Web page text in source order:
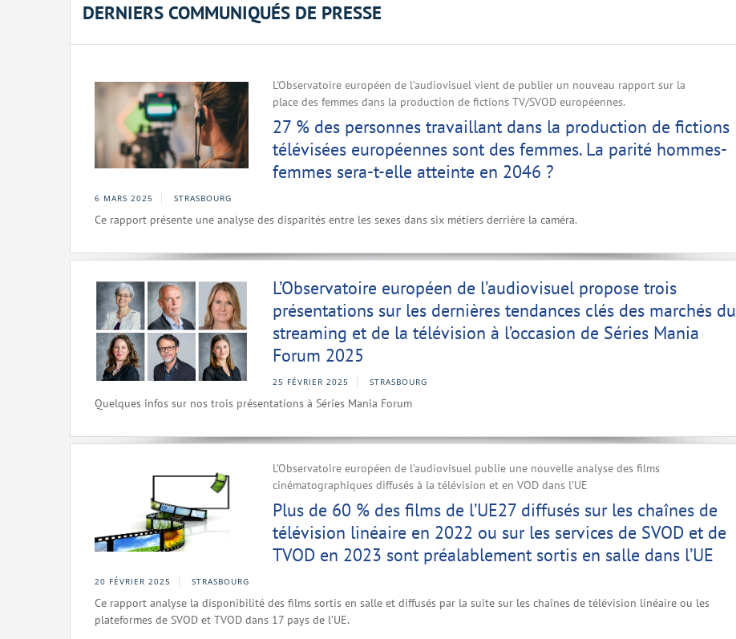
DERNIERS COMMUNIQUÉS DE PRESSE
L’Observatoire européen de l’audiovisuel vient de publier un nouveau rapport sur la
place des femmes dans la production de fictions TV/SVOD européennes.
27 % des personnes travaillant dans la production de fictions
télévisées européennes sont des femmes. La parité hommes-
femmes sera-t-elle atteinte en 2046 ?
6 MARS 2025 STRASBOURG
Ce rapport présente une analyse des disparités entre les sexes dans six métiers derrière la caméra.
L’Observatoire européen de l’audiovisuel propose trois
présentations sur les dernières tendances clés des marchés du
streaming et de la télévision à l’occasion de Séries Mania
Forum 2025
25 FÉVRIER 2025 STRASBOURG
Quelques infos sur nos trois présentations à Séries Mania Forum
L’Observatoire européen de l’audiovisuel publie une nouvelle analyse des films
cinématographiques diffusés à la télévision et en VOD dans l’UE
Plus de 60 % des films de l’UE27 diffusés sur les chaînes de
télévision linéaire en 2022 ou sur les services de SVOD et de
TVOD en 2023 sont préalablement sortis en salle dans l’UE
20 FÉVRIER 2025 STRASBOURG
Ce rapport analyse la disponibilité des films sortis en salle et diffusés par la suite sur les chaînes de télévision linéaire ou les
plateformes de SVOD et TVOD dans 17 pays de l’UE.